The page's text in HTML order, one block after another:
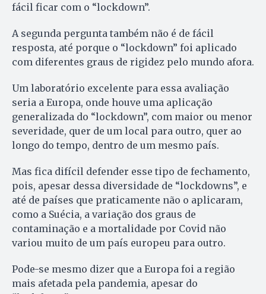
fácil ficar com o “lockdown”.
A segunda pergunta também não é de fácil
resposta, até porque o “lockdown” foi aplicado
com diferentes graus de rigidez pelo mundo afora.
Um laboratório excelente para essa avaliação
seria a Europa, onde houve uma aplicação
generalizada do “lockdown”, com maior ou menor
severidade, quer de um local para outro, quer ao
longo do tempo, dentro de um mesmo país.
Mas fica difícil defender esse tipo de fechamento,
pois, apesar dessa diversidade de “lockdowns”, e
até de países que praticamente não o aplicaram,
como a Suécia, a variação dos graus de
contaminação e a mortalidade por Covid não
variou muito de um país europeu para outro.
Pode-se mesmo dizer que a Europa foi a região
mais afetada pela pandemia, apesar do